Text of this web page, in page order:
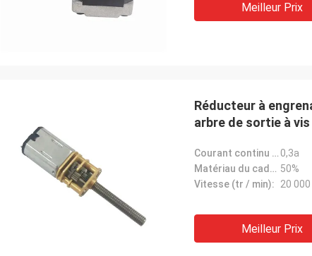
Meilleur Prix
Réducteur à
arbre de sortie à
Courant continu (A): 0,3a
Matériau du cadre: 50%
Vitesse (tr / min):
20
Meilleur Prix